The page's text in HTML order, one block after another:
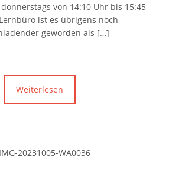
von 14:10 Uhr bis 15:45
ist es übrigens noch
geworden als […]
Weiterlesen